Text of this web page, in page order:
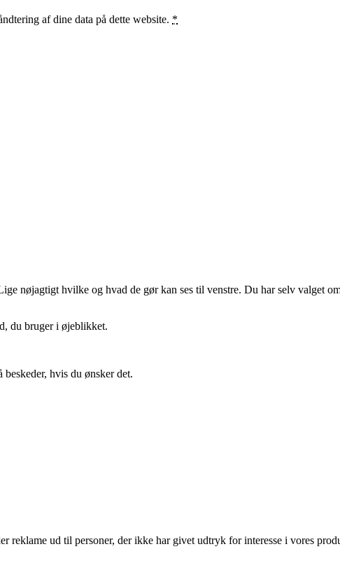
af dine data på dette website. *
nøjagtigt hvilke og hvad de gør kan ses til venstre. Du har selv valget
du bruger i øjeblikket.
hvis du ønsker det.
reklame ud til personer, der ikke har givet udtryk for interesse i vores